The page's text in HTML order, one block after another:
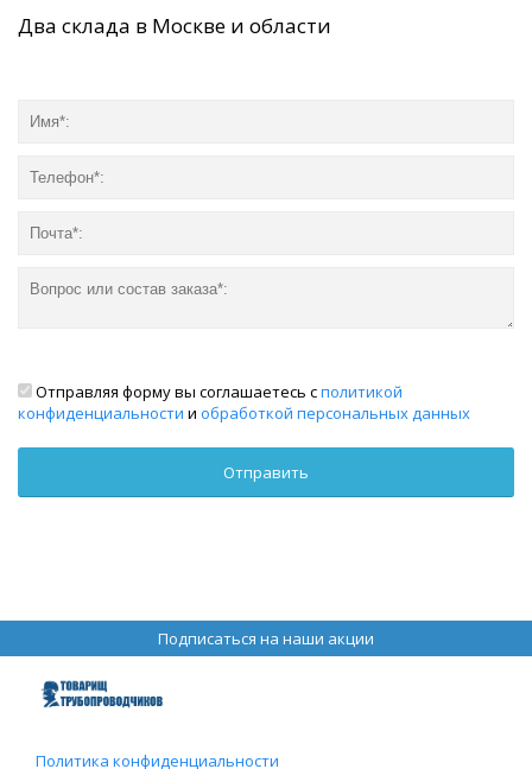
Два склада в Москве и области
Отправляя форму вы соглашаетесь сполитикой
конфиденциальности и обработкой персональных данных
Подписаться на наши акции
Политика конфиденциальности